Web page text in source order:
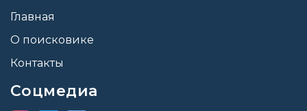
Главная
О поисковике
Контакты
Соцмедиа